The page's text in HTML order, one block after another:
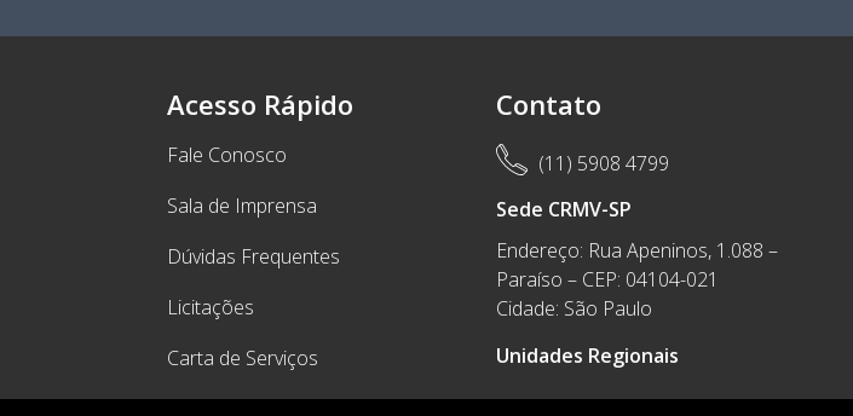
Acesso Rápido
Fale Conosco
Sala de Imprensa
Dúvidas Frequentes
Licitações
Carta de Serviços
Contato
(11) 5908 4799
Sede CRMV-SP
Endereço: Rua Apeninos, 1.088 –
Paraíso – CEP: 04104-021
Cidade: São Paulo
Unidades Regionais